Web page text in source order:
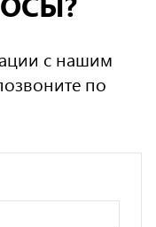
с нашим
по